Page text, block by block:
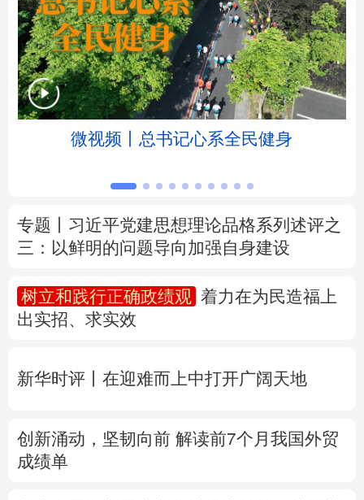
地方频道
北京 天津 河北 山西
辽宁 吉林 上海 江苏
广东 广西 海南
四川 贵州 云南 西藏
陕西 甘肃
新疆 内蒙古 黑龙江
多语种频道
微视频丨总书记心系全民健身
专题丨 习近平党建思想理论品格系列述评之
三：以鲜明的问题导向加强自身建设
树立和践行正确政绩观
着力在为民造福上
出实招、求实效
新华时评丨在迎难而上中打开广阔天地
创新涌动，坚韧向前 解读前7个月我国外贸
成绩单